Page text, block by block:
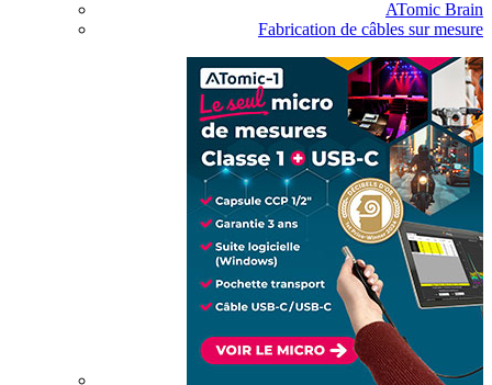
ATomic Brain
Fabrication de câbles sur mesure